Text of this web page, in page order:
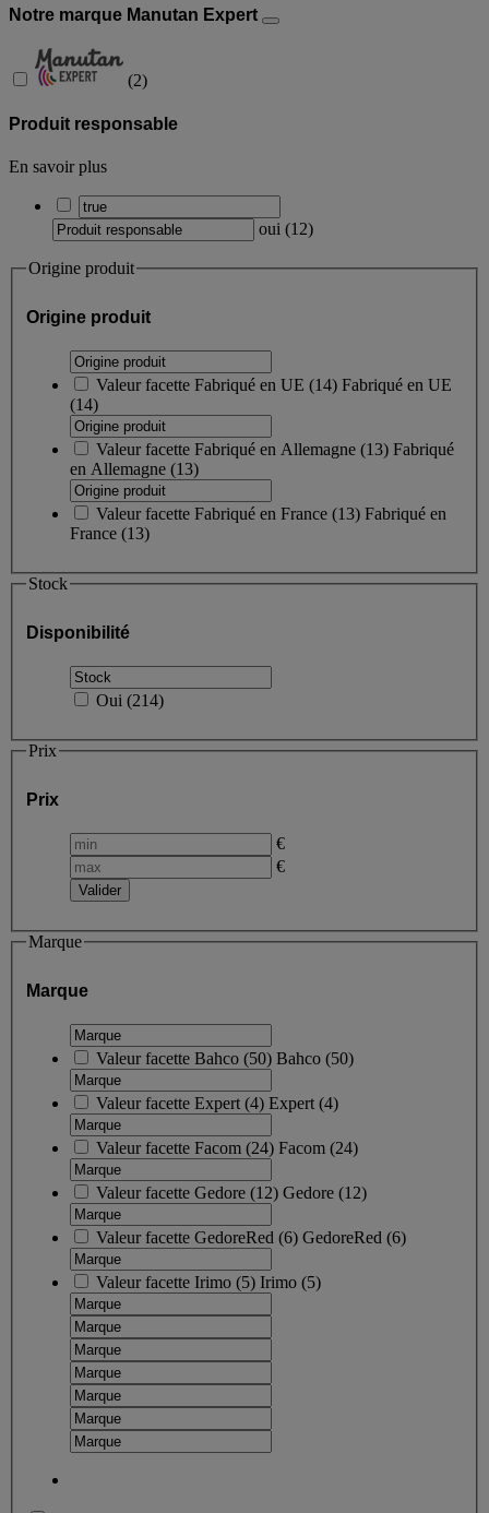
Notre marque Manutan Expert
(2)
Produit responsable
En savoir plus
oui (12)
Origine produit
Origine produit
Valeur facette Fabriqué en UE (14) Fabriqué en UE
(14)
Valeur facette Fabriqué en Allemagne (13) Fabriqué
en Allemagne (13)
Valeur facette Fabriqué en France (13) Fabriqué en
France (13)
Stock
Disponibilité
Oui (214)
Prix
Prix
€
€
Marque
Marque
Valeur facette Bahco (50) Bahco (50)
Valeur facette Expert (4) Expert (4)
Valeur facette Facom (24) Facom (24)
Valeur facette Gedore (12) Gedore (12)
Valeur facette GedoreRed (6) GedoreRed (6)
Valeur facette Irimo (5) Irimo (5)